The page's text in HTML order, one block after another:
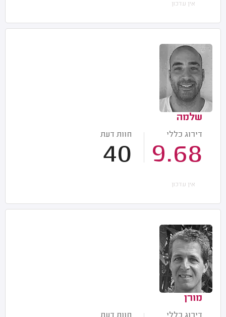
אין עדכון
שלמה
דירוג כללי
9.68
חוות דעת
40
אין עדכון
מורן